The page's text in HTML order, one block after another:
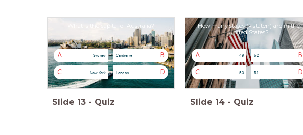
What is the capital of Australia?
A Sydney B
Canberra
C New York D
London
Slide 13 - Quiz
How many states (= staten) are in the
United States?
A 49 B
52
C 50 D
51
Slide 14 - Quiz